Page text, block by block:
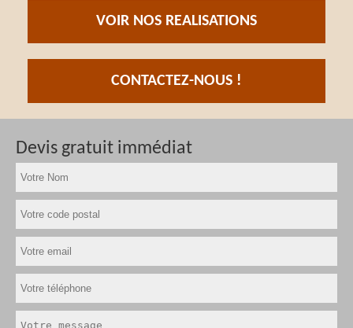
VOIR NOS REALISATIONS
CONTACTEZ-NOUS !
Devis gratuit immédiat